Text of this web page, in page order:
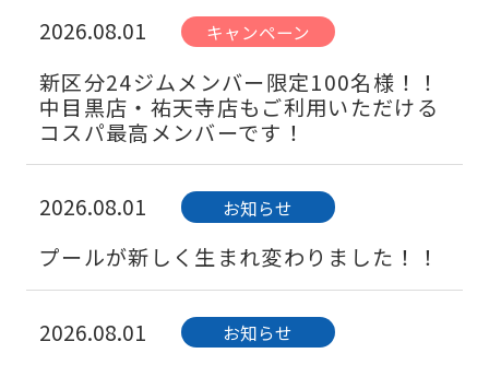
2026.08.01 キャンペーン
新区分24ジムメンバー限定100名様！！
中目黒店・祐天寺店もご利用いただける
コスパ最高メンバーです！
2026.08.01 お知らせ
プールが新しく生まれ変わりました！！
2026.08.01 お知らせ